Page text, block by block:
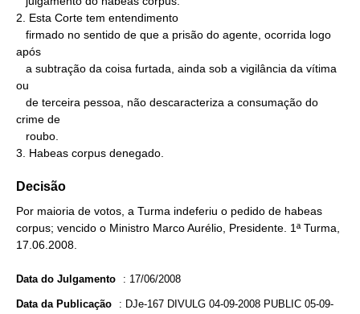
2. Esta Corte tem entendimento
após
ou
crime de
3. Habeas corpus denegado.
Decisão
Por maioria de votos, a Turma indeferiu o pedido de habeas
corpus; vencido o Ministro Marco Aurélio, Presidente. 1ª Turma,
17.06.2008.
Data do Julgamento : 17/06/2008
Data da Publicação : DJe-167 DIVULG 04-09-2008 PUBLIC 05-09-